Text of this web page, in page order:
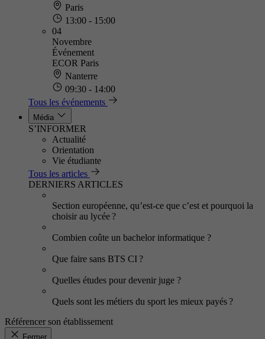
Paris
13:00 - 15:00
04
Novembre
Événement
ECOR Paris
Nanterre
09:30 - 14:00
Tous les événements
Média
S’INFORMER
Actualité
Orientation
Vie étudiante
Tous les articles
DERNIERS ARTICLES
Section européenne, qu’est-ce que c’est et pourquoi la
choisir au lycée ?
Combien coûte un bachelor informatique ?
Que faire sans BTS CI ?
Quelles études pour devenir juge ?
Quels sont les métiers du sport les mieux payés ?
Référencer son établissement
Fermer